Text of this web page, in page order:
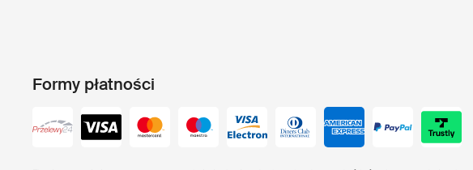
Formy płatności